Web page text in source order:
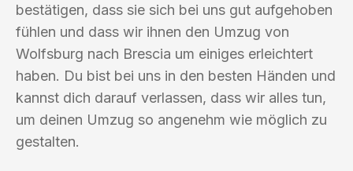
bestätigen, dass sie sich bei uns gut aufgehoben
fühlen und dass wir ihnen den Umzug von
Wolfsburg nach Brescia um einiges erleichtert
haben. Du bist bei uns in den besten Händen und
kannst dich darauf verlassen, dass wir alles tun,
um deinen Umzug so angenehm wie möglich zu
gestalten.